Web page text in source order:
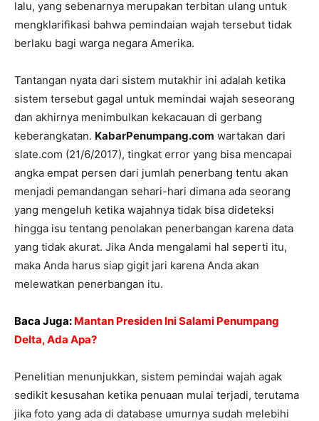
lalu, yang sebenarnya merupakan terbitan ulang untuk
mengklarifikasi bahwa pemindaian wajah tersebut tidak
berlaku bagi warga negara Amerika.
Tantangan nyata dari sistem mutakhir ini adalah ketika
sistem tersebut gagal untuk memindai wajah seseorang
dan akhirnya menimbulkan kekacauan di gerbang
keberangkatan. KabarPenumpang.com wartakan dari
slate.com (21/6/2017), tingkat error yang bisa mencapai
angka empat persen dari jumlah penerbang tentu akan
menjadi pemandangan sehari-hari dimana ada seorang
yang mengeluh ketika wajahnya tidak bisa dideteksi
hingga isu tentang penolakan penerbangan karena data
yang tidak akurat. Jika Anda mengalami hal seperti itu,
maka Anda harus siap gigit jari karena Anda akan
melewatkan penerbangan itu.
Baca Juga: Mantan Presiden Ini Salami Penumpang
Delta, Ada Apa?
Penelitian menunjukkan, sistem pemindai wajah agak
sedikit kesusahan ketika penuaan mulai terjadi, terutama
jika foto yang ada di database umurnya sudah melebihi